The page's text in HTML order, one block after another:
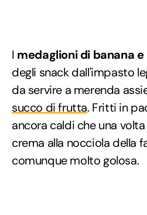
I medaglioni di banana
degli snack dall'impasto
da servire a merenda
succo di frutta. Fritti in
ancora caldi che una
crema alla nocciola della
comunque molto golosa.